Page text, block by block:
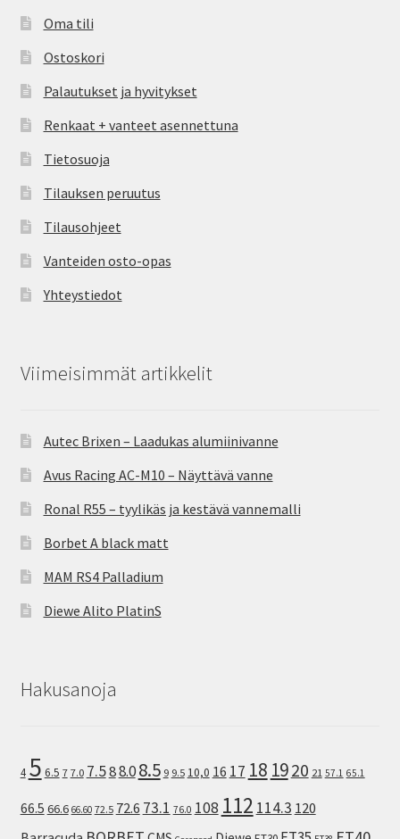
Oma tili
Ostoskori
Palautukset ja hyvitykset
Renkaat + vanteet asennettuna
Tietosuoja
Tilauksen peruutus
Tilausohjeet
Vanteiden osto-opas
Yhteystiedot
Viimeisimmät artikkelit
Autec Brixen – Laadukas alumiinivanne
Avus Racing AC-M10 – Näyttävä vanne
Ronal R55 – tyylikäs ja kestävä vannemalli
Borbet A black matt
MAM RS4 Palladium
Diewe Alito PlatinS
Hakusanoja
4 5 6.5 7 7.0 7.588.08.5 9 9.5 10,0 16 17 18 1920 21 57.1 65.1
66.5 66.6 66.60 72.5 72.6 73.1 76.0 108 112 114.3 120